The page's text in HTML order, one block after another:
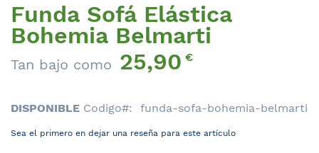
Funda Sofá Elástica
Bohemia Belmarti
Tan bajo como 25,90€
DISPONIBLE Codigo funda-sofa-bohemia-belmarti
Sea el primero en dejar una reseña para este artículo
Saltar
al
comienzo
de
la
de